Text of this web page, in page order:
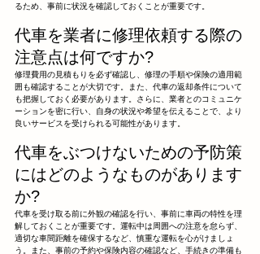
るため、事前に状況を確認しておくことが重要です。
代車を業者に修理依頼する際の
注意点は何ですか?
修理費用の見積もりを必ず確認し、修理の手順や保険の適用範
囲も確認することが大切です。また、代車の返却条件について
も把握しておく必要があります。さらに、業者とのコミュニケ
ーションを密に行い、自身の状況や希望を伝えることで、より
良いサービスを受けられる可能性があります。
代車をぶつけないための予防策
にはどのようなものがあります
か?
代車を受け取る前に外観の確認を行い、事前に車両の特性を理
解しておくことが重要です。運転中は周囲への注意を怠らず、
適切な車間距離を確保するなど、慎重な運転を心がけましょ
う。また、事前の予約や保険内容の確認など、手続きの準備も